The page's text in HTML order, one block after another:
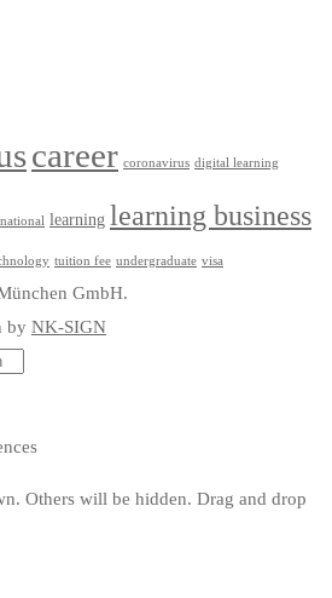
career coronavirus digital learning
learning learning business
tuition fee undergraduate visa
GmbH.
by NK-SIGN
Others will be hidden. Drag and drop